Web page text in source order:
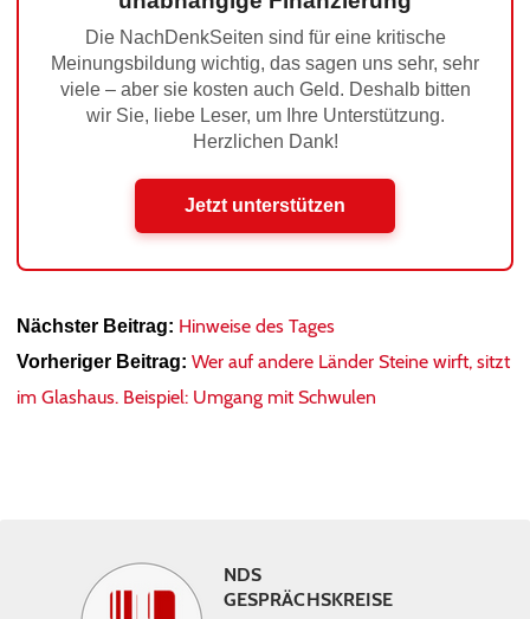
Die NachDenkSeiten sind für eine kritische
Meinungsbildung wichtig, das sagen uns sehr, sehr
viele – aber sie kosten auch Geld. Deshalb bitten
wir Sie, liebe Leser, um Ihre Unterstützung.
Herzlichen Dank!
Jetzt unterstützen
Nächster Beitrag: Hinweise des Tages
Vorheriger Beitrag: Wer auf andere Länder Steine wirft, sitzt
im Glashaus. Beispiel: Umgang mit Schwulen
NDS
GESPRÄCHSKREISE